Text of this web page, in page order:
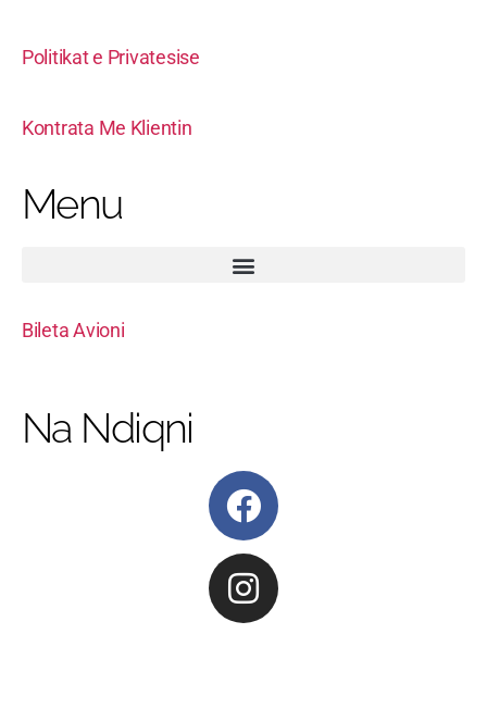
Politikat e Privatesise
Kontrata Me Klientin
Menu
Bileta Avioni
Na Ndiqni